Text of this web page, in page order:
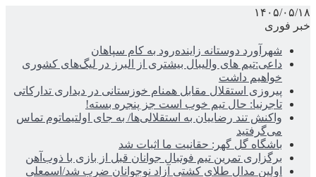
۱۴۰۵/۰۵/۱۸
خبر فوری
شهرآورد دوستانه زاینده‌رود به کام سپاهان
داعی:تیم های والیبال بیشتری از البرز در لیگ‌های کشوری
خواهیم داشت
پیروزی استقلال مقابل همنام خوزستانی در دیداری تدارکاتی
تاجرنیا: حال تیم خوب است جز پنجره بسته!
واکنش تند رضاییان به استقلالی‌ها/ به جای اولتیماتوم تماس
می‌گرفتید
باشگاه گل گهر: حقانیت ما اثبات شد
برگزاری تمرین تیم فوتبال جوانان قبل از بازی با ذوب‌آهن
اولین مدال طلای کشتی آزاد نوجوانان ضرب شد/اسمعلی